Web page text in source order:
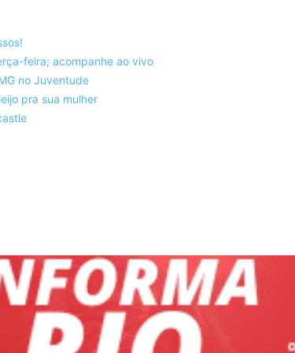
feira; acompanhe ao vivo
no Juventude
pra sua mulher